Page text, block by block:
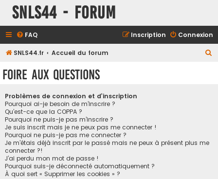
SNLS44 - Forum
FAQ Connexion
Inscription
SNLS44.fr Accueil du forum
Foire aux questions
Problèmes de connexion et d’inscription
Pourquoi ai-je besoin de m’inscrire ?
Qu’est-ce que la COPPA ?
Pourquoi ne puis-je pas m’inscrire ?
Je suis inscrit mais je ne peux pas me connecter !
Pourquoi ne puis-je pas me connecter ?
Je m’étais déjà inscrit par le passé mais ne peux à présent plus me
connecter ?!
J’ai perdu mon mot de passe !
Pourquoi suis-je déconnecté automatiquement ?
À quoi sert « Supprimer les cookies » ?